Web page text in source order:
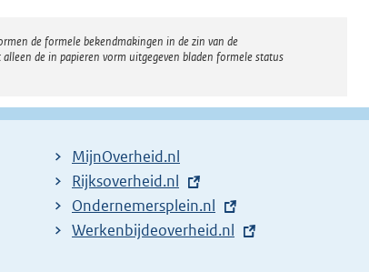
de formele bekendmakingen in de zin van de
de in papieren vorm uitgegeven bladen formele status
MijnOverheid.nl
E
x
t
Rijksoverheid.nl
E
x
Ondernemersplein.nl
E
Werkenbijdeoverheid.nl